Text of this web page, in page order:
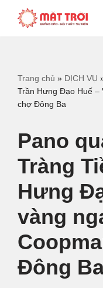
Chuyển
dungTrang chủ » DỊCH VỤ
Trần Hưng Đạo Huế –
chợ Đông Ba
Pano
Tràng
Hưng
vàng
Đông